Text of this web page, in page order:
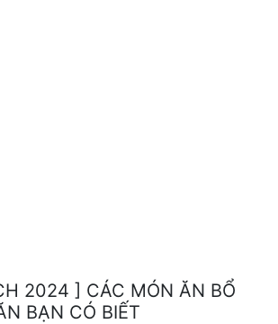
2024 ] CÁC MÓN ĂN BỔ
BẠN CÓ BIẾT